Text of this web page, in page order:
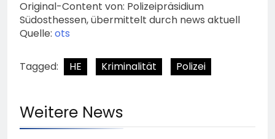
Original-Content von: Polizeipräsidium
Südosthessen, übermittelt durch news aktuell
Quelle: ots
Tagged: HE Kriminalität Polizei
Weitere News